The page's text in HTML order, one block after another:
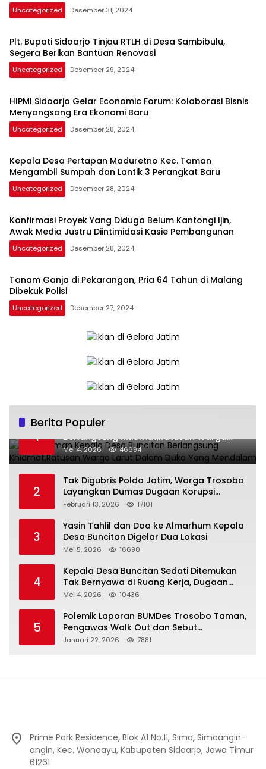
Uncategorized Desember 31, 2024
Plt. Bupati Sidoarjo Tinjau RTLH di Desa Sambibulu,
Segera Berikan Bantuan Renovasi
Uncategorized Desember 29, 2024
HIPMI Sidoarjo Gelar Economic Forum: Kolaborasi Bisnis
Menyongsong Era Ekonomi Baru
Uncategorized Desember 28, 2024
Kepala Desa Pertapan Maduretno Kec. Taman
Mengambil Sumpah dan Lantik 3 Perangkat Baru
Uncategorized Desember 28, 2024
Konfirmasi Proyek Yang Diduga Belum Kantongi Ijin,
Awak Media Justru Diintimidasi Kasie Pembangunan
Uncategorized Desember 28, 2024
Tanam Ganja di Pekarangan, Pria 64 Tahun di Malang
Dibekuk Polisi
Uncategorized Desember 27, 2024
Berita Populer
1
Pemakaman Kepala Desa Buncitan
Berlangsung Khidmat,Ratusan Warga
Larut Dalam Duka Yang Mendalam
Mei 4, 2026 46694
2
Tak Digubris Polda Jatim, Warga Trosobo
Layangkan Dumas Dugaan Korupsi
Oknum DPRD Sidoarjo ke Kapolri
Februari 13, 2026 17101
3
Yasin Tahlil dan Doa ke Almarhum Kepala
Desa Buncitan Digelar Dua Lokasi
Mei 5, 2026 16690
4
Kepala Desa Buncitan Sedati Ditemukan
Tak Bernyawa di Ruang Kerja, Dugaan
Bunuh Diri Menguat
Mei 4, 2026 10436
5
Polemik Laporan BUMDes Trosobo Taman,
Pengawas Walk Out dan Sebut
Kejanggalan
Januari 22, 2026 7881
Prime Park Residence, Blok A1 No.11, Simo, Simoangin-
angin, Kec. Wonoayu, Kabupaten Sidoarjo, Jawa Timur
61261